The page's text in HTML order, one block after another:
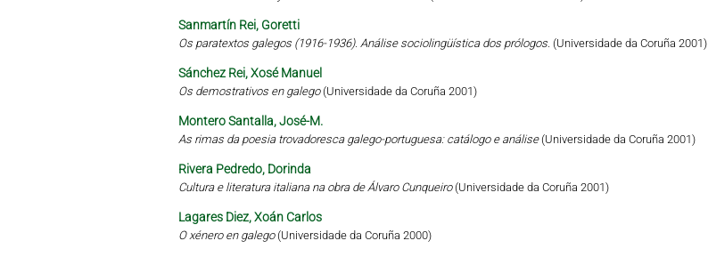
Sanmartín Rei, Goretti
Os paratextos galegos (1916-1936). Análise sociolingüística dos prólogos. (Universidade da Coruña 2001)
Sánchez Rei, Xosé Manuel
Os demostrativos en galego(Universidade da Coruña 2001)
Montero Santalla, José-M.
As rimas da poesia trovadoresca galego-portuguesa: catálogo e análise(Universidade da Coruña 2001)
Rivera Pedredo, Dorinda
Cultura e literatura italiana na obra de Álvaro Cunqueiro(Universidade da Coruña 2001)
Lagares Diez, Xoán Carlos
O xénero en galego(Universidade da Coruña 2000)